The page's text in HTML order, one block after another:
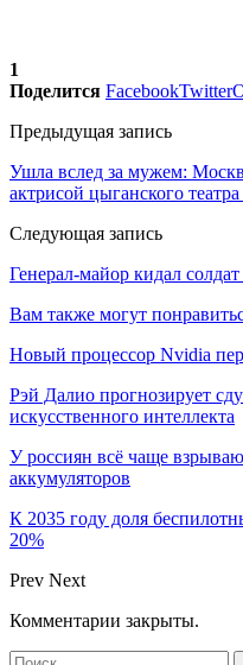
1
Поделится FacebookTwitter
Предыдущая запись
Ушла вслед за мужем:
актрисой цыганского
Следующая запись
Генерал-майор кидал
Вам также могут
Новый процессор Nvidia
Рэй Далио прогнозирует
искусственного интеллекта
У россиян всё чаще
аккумуляторов
К 2035 году доля
20%
Prev Next
Комментарии закрыты.